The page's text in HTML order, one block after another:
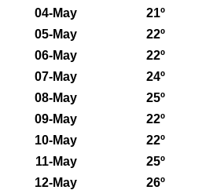
04-May
21º
05-May
22º
06-May
22º
07-May
24º
08-May
25º
09-May
22º
10-May
22º
11-May
25º
12-May
26º